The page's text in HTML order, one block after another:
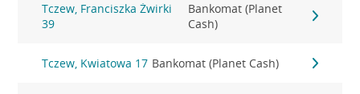
Tczew, Franciszka Żwirki
39
Bankomat (Planet
Cash)
Tczew, Kwiatowa 17 Bankomat (Planet Cash)